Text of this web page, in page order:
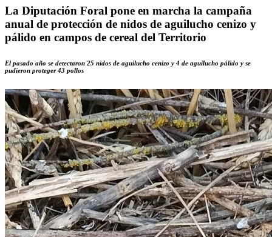
La Diputación Foral pone en marcha la campaña
anual de protección de nidos de aguilucho cenizo y
pálido en campos de cereal del Territorio
El pasado año se detectaron 25 nidos de aguilucho cenizo y 4 de aguilucho pálido y se
pudieron proteger 43 pollos